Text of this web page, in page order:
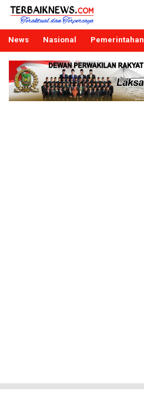
Terbaiknews
Teraktual dan Terpercaya
News Nasional Pemerintahan